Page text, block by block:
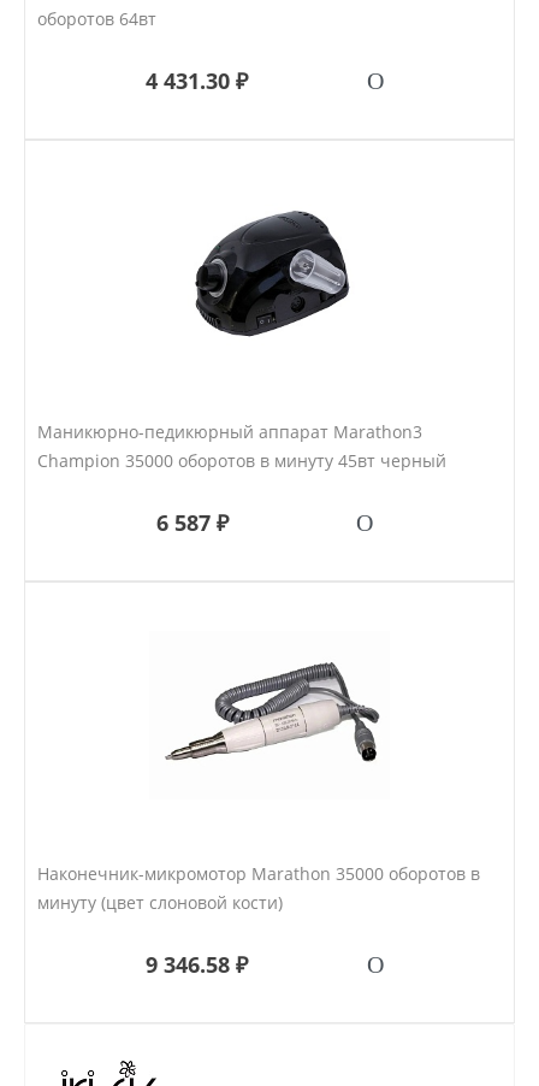
оборотов 64вт
4 431.30 ₽
Маникюрно-педикюрный аппарат Marathon3
Champion 35000 оборотов в минуту 45вт черный
6 587 ₽
Наконечник-микромотор Marathon 35000 оборотов в
минуту (цвет слоновой кости)
9 346.58 ₽